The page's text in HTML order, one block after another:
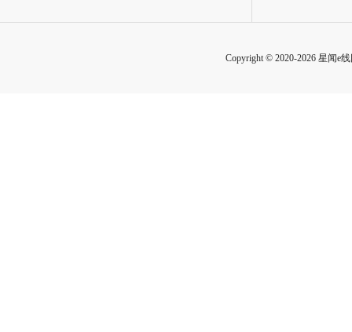
Copyright © 2020-2026 星闻e